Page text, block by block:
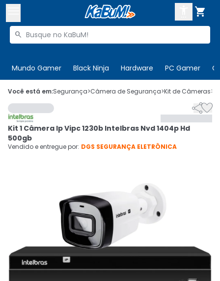

Buscar produtos

Mundo Gamer Black Ninja Hardware PC Gamer
 Olá. Acesse sua conta
 Departamentos
Cupons
CADASTRE-SE
Você está em:Segurança>Câmera de Segurança>Kit de Câmeras>

Kit 1 Câmera Ip Vipc 1230b Intelbras Nvd 1404p Hd
500gb
Vendido e entregue por: DGS SEGURANÇA ELETRÔNICA